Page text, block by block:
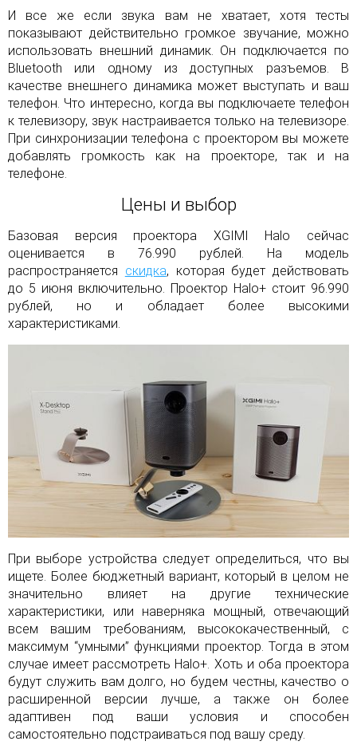
И все же если звука вам не хватает, хотя тесты
показывают действительно громкое звучание, можно
использовать внешний динамик. Он подключается по
Bluetooth или одному из доступных разъемов. В
качестве внешнего динамика может выступать и ваш
телефон. Что интересно, когда вы подключаете телефон
к телевизору, звук настраивается только на телевизоре.
При синхронизации телефона с проектором вы можете
добавлять громкость как на проекторе, так и на
телефоне.
Цены и выбор
Базовая версия проектора XGIMI Halo сейчас
оценивается в 76.990 рублей. На модель
распространяется скидка, которая будет действовать
до 5 июня включительно. Проектор Halo+ стоит 96.990
рублей, но и обладает более высокими
характеристиками.
При выборе устройства следует определиться, что вы
ищете. Более бюджетный вариант, который в целом не
значительно влияет на другие технические
характеристики, или наверняка мощный, отвечающий
всем вашим требованиям, высококачественный, с
максимум “умными” функциями проектор. Тогда в этом
случае имеет рассмотреть Halo+. Хоть и оба проектора
будут служить вам долго, но будем честны, качество о
расширенной версии лучше, а также он более
адаптивен под ваши условия и способен
самостоятельно подстраиваться под вашу среду.